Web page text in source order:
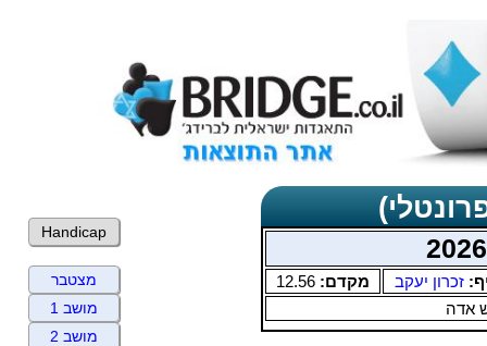
זכרון יעקב מקדם: 12.56
אדה
Handicap
מצטבר
מושב 1
מושב 2